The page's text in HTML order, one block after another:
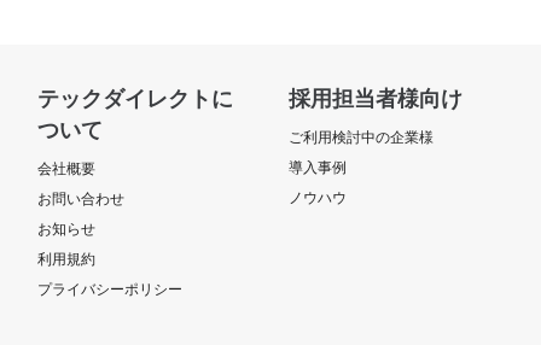
テックダイレクトに
ついて
会社概要
お問い合わせ
お知らせ
利用規約
プライバシーポリシー
採用担当者様向け
ご利用検討中の企業様
導入事例
ノウハウ